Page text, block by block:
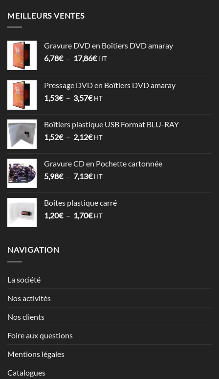
MEILLEURS VENTES
Gravure DVD en Boîtiers DVD amaray
6,78€ – 17,86€Plage
6,78€
à
HT
Pressage DVD en Boîtiers DVD amaray
1,53€ – 3,57€Plage
1,53€
à
HT
Boîtiers plastique USB Format BLU-RAY
1,52€ – 2,12€Plage
1,52€
à
HT
Gravure CD en Pochette cartonnée
5,98€ – 7,13€Plage
5,98€
à
HT
Boîtes plastique carré
1,20€ – 1,70€Plage
HT
NAVIGATION
La société
Nos activités
Nos clients
Foire aux questions
Mentions légales
Catalogues